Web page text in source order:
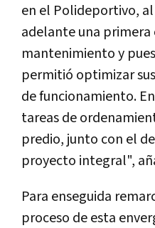
en el Polideportivo,
adelante una primera
mantenimiento y
permitió optimizar
de funcionamiento.
tareas de
predio, junto con el
proyecto integral",
Para enseguida
proceso de esta